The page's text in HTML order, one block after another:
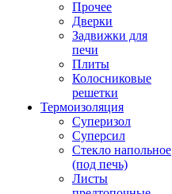
Прочее
Дверки
Задвижки для
печи
Плиты
Колосниковые
решетки
Термоизоляция
Суперизол
Суперсил
Стекло напольное
(под печь)
Листы